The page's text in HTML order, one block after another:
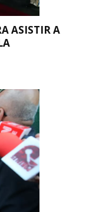
ASISTIR A